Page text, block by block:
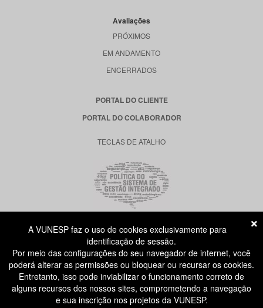
Avaliações
PRÓXIMOS
EM ANDAMENTO
ENCERRADOS
PORTAL DO CLIENTE
PORTAL DO COLABORADOR
TECLAS DE ATALHO
RUA DONA GERMAINE BURCHARD, 515
ÁGUA BRANCA - SÃO PAULO SP
CEP: 05002-062
ATENDIMENTO AO CANDIDATO
A VUNESP faz o uso de cookies exclusivamente para
identificação de sessão.
Por meio das configurações do seu navegador de internet, você
poderá alterar as permissões ou bloquear ou recursar os cookies.
Entretanto, isso pode inviabilizar o funcionamento correto de
alguns recursos dos nossos sites, comprometendo a navegação
e sua inscrição nos projetos da VUNESP.